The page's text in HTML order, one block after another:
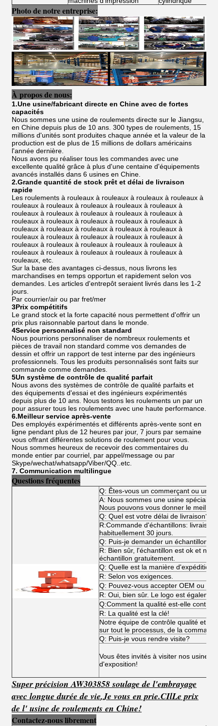
Photo de notre entreprise:
À propos de nous:
1.Une usine/fabricant directe en Chine avec de fortes
capacités
Nous sommes une usine de roulements directe sur le Jiangsu,
en Chine depuis plus de 10 ans. 300 types de roulements, 15
millions d'unités sont produites chaque année et la valeur de la
production est de plus de 15 millions de dollars américains
l'année dernière.
Nous avons pu réaliser tous les commandes avec une
excellente qualité grâce à plus d'une centaine d'équipements
avancés installés dans 6 usines en Chine.
2.Grande quantité de stock prêt et délai de livraison
rapide
Les roulements à rouleaux à rouleaux à rouleaux à rouleaux à
rouleaux à rouleaux à rouleaux à rouleaux à rouleaux à
rouleaux à rouleaux à rouleaux à rouleaux à rouleaux à
rouleaux à rouleaux à rouleaux à rouleaux à rouleaux à
rouleaux à rouleaux à rouleaux à rouleaux à rouleaux à
rouleaux à rouleaux à rouleaux à rouleaux à rouleaux à
rouleaux à rouleaux à rouleaux à rouleaux à rouleaux à
rouleaux à rouleaux à rouleaux à rouleaux à rouleaux à
rouleaux, etc.
Sur la base des avantages ci-dessus, nous livrons les
marchandises en temps opportun et rapidement selon vos
demandes. Les articles d'entrepôt seraient livrés dans les 1-2
jours.
Par courrier/air ou par fret/mer
3Prix compétitifs
Le grand stock et la forte capacité nous permettent d'offrir un
prix plus raisonnable partout dans le monde.
4Service personnalisé non standard
Nous pourrions personnaliser de nombreux roulements et
pièces de travail non standard comme vos demandes de
dessin et offrir un rapport de test interne par des ingénieurs
professionnels. Tous les produits personnalisés sont faits sur
commande comme demandes.
5Un système de contrôle de qualité parfait
Nous avons des systèmes de contrôle de qualité parfaits et
des équipements d'essai et des ingénieurs expérimentés
depuis plus de 10 ans. Nous testons les roulements un par un
pour assurer tous les roulements avec une haute performance.
6.Meilleur service après-vente
Des employés expérimentés et différents après-vente sont en
ligne pendant plus de 12 heures par jour, 7 jours par semaine
vous offrant différentes solutions de roulement pour vous.
Nous sommes heureux de recevoir des commentaires du
monde entier par courriel, par appel/message ou par
Skype/wechat/whatsapp/Viber/QQ..etc.
7. Communication multilingue
Questions fréquentes
Q: Êtes-vous un commerçant ou un
A: Nous sommes une usine
Nous pouvons vous donner le
Q: Quel est votre délai de livraison?
R:Commande d'échantillons:
habituellement 30 jours.
Q: Puis-je demander un échantillon?
R: Bien sûr, l'échantillon est ok et
échantillon gratuitement.
Q: Quelle est la manière d'expédition?
R: Selon vos exigences.
Q: Pouvez-vous accepter OEM ou
R: Oui, bien sûr. Le logo est
Q:Comment la qualité est-elle
R: La qualité est la clé!
Notre équipe de contrôle qualité et
sur tout le processus, de la
Q: Puis-je vous rendre visite?
Vous êtes invités à visiter nos usines,
d'exposition!
Super précision AW303858 soulage de l'embrayage
avec longue durée de vie,Je vous en prie.CIlLe prix
de l' usine de roulements en Chine!
Contactez-nous librement